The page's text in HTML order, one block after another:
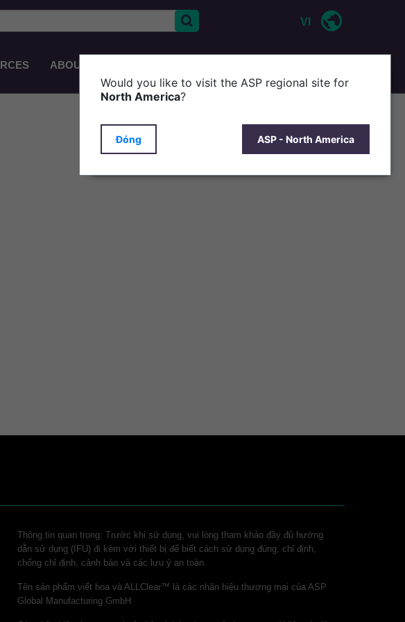
VI
ABOUT
Thông tin quan trọng: Trước khi sử dụng, vui lòng tham khảo đầy đủ hướng
dẫn sử dụng (IFU) đi kèm với thiết bị để biết cách sử dụng đúng, chỉ định,
chống chỉ định, cảnh báo và các lưu ý an toàn.
Tên sản phẩm viết hoa và ALLClear™ là các nhãn hiệu thương mại của ASP
Global Manufacturing GmbH
Would you like to visit the ASP regional site for
North America?
Đóng ASP - North America